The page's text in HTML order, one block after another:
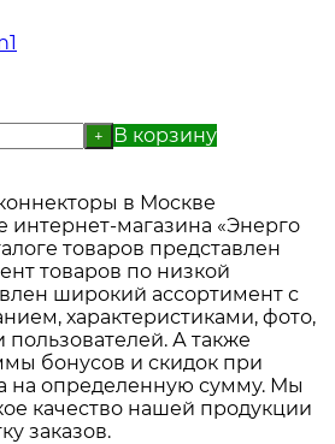
+
В корзину
в Москве
интернет-магазина «Энерго
товаров представлен
товаров по низкой
широкий ассортимент с
характеристиками, фото,
А также
бонусов и скидок при
на определенную сумму. Мы
качество нашей продукции
заказов.